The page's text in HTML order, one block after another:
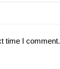
time I comment.